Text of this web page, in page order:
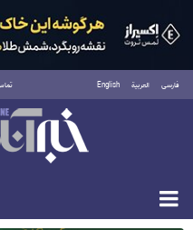
فارسی العربية English
یکشنبه ۱۸ مرداد ۱۴۰۵